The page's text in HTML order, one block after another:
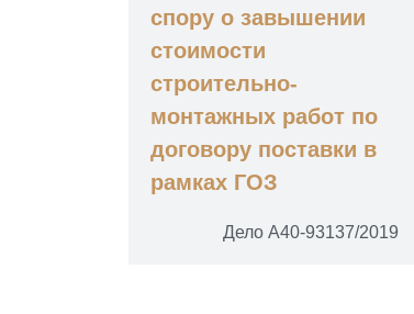
спору о завышении
стоимости
строительно-
монтажных работ по
договору поставки в
рамках ГОЗ
Дело А40-93137/2019